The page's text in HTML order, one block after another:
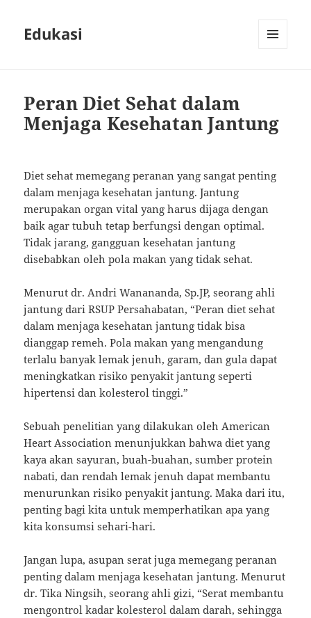
Edukasi
Peran Diet Sehat dalam
Menjaga Kesehatan Jantung
Diet sehat memegang peranan yang sangat penting
dalam menjaga kesehatan jantung. Jantung
merupakan organ vital yang harus dijaga dengan
baik agar tubuh tetap berfungsi dengan optimal.
Tidak jarang, gangguan kesehatan jantung
disebabkan oleh pola makan yang tidak sehat.
Menurut dr. Andri Wanananda, Sp.JP, seorang ahli
jantung dari RSUP Persahabatan, “Peran diet sehat
dalam menjaga kesehatan jantung tidak bisa
dianggap remeh. Pola makan yang mengandung
terlalu banyak lemak jenuh, garam, dan gula dapat
meningkatkan risiko penyakit jantung seperti
hipertensi dan kolesterol tinggi.”
Sebuah penelitian yang dilakukan oleh American
Heart Association menunjukkan bahwa diet yang
kaya akan sayuran, buah-buahan, sumber protein
nabati, dan rendah lemak jenuh dapat membantu
menurunkan risiko penyakit jantung. Maka dari itu,
penting bagi kita untuk memperhatikan apa yang
kita konsumsi sehari-hari.
Jangan lupa, asupan serat juga memegang peranan
penting dalam menjaga kesehatan jantung. Menurut
dr. Tika Ningsih, seorang ahli gizi, “Serat membantu
mengontrol kadar kolesterol dalam darah, sehingga